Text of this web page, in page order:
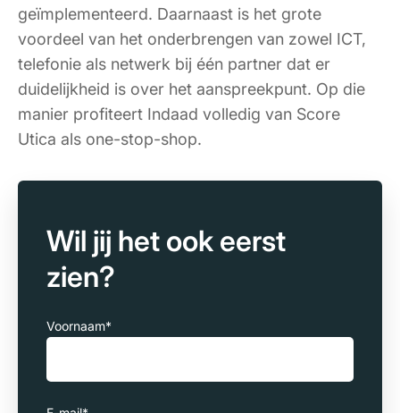
geïmplementeerd. Daarnaast is het grote
voordeel van het onderbrengen van zowel ICT,
telefonie als netwerk bij één partner dat er
duidelijkheid is over het aanspreekpunt. Op die
manier profiteert Indaad volledig van Score
Utica als one-stop-shop.
Wil jij het ook eerst
zien?
Voornaam*